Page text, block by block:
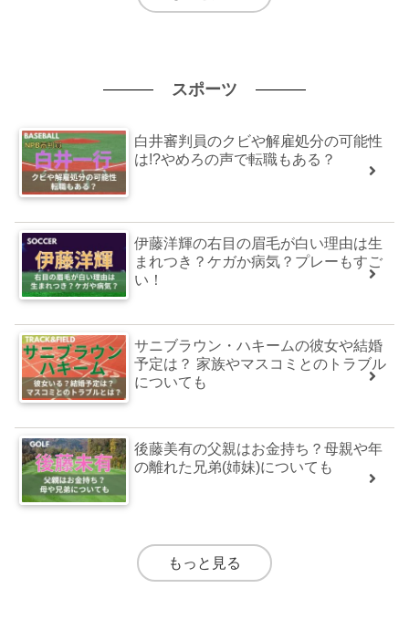
スポーツ
白井審判員のクビや解雇処分の可能性
は!?やめろの声で転職もある？
伊藤洋輝の右目の眉毛が白い理由は生
まれつき？ケガか病気？プレーもすご
い！
サニブラウン・ハキームの彼女や結婚
予定は？ 家族やマスコミとのトラブル
についても
後藤美有の父親はお金持ち？母親や年
の離れた兄弟(姉妹)についても
もっと見る